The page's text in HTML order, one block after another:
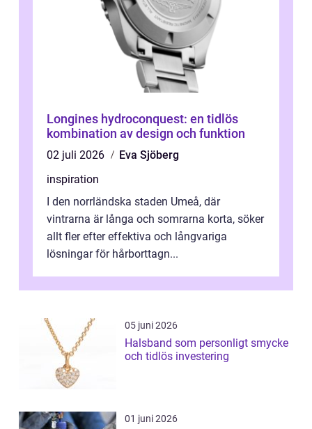
Longines hydroconquest: en tidlös
kombination av design och funktion
02 juli 2026
Eva Sjöberg
inspiration
I den norrländska staden Umeå, där
vintrarna är långa och somrarna korta, söker
allt fler efter effektiva och långvariga
lösningar för hårborttagn...
05 juni 2026
Halsband som personligt smycke
och tidlös investering
01 juni 2026